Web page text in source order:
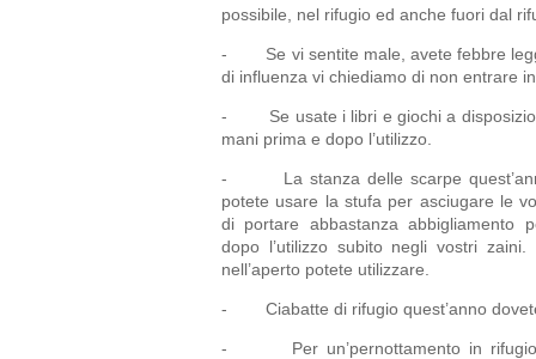
possibile, nel rifugio ed anche fuori dal
- Se vi sentite male, avete febbre
di influenza vi chiediamo di non entrare
- Se usate i libri e giochi a
mani prima e dopo l’utilizzo.
- La stanza delle scarpe
potete usare la stufa per asciugare le
di portare abbastanza abbigliamento
dopo l’utilizzo subito negli vostri
nell’aperto potete utilizzare.
- Ciabatte di rifugio quest’anno
- Per un’pernottamento in rifugio